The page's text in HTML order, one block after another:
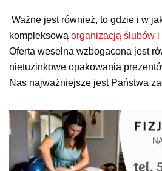
Ważne jest również, to gdzie i w
kompleksową organizacją ślubów i
Oferta weselna wzbogacona jest
nietuzinkowe opakowania
Nas najważniejsze jest Państwa